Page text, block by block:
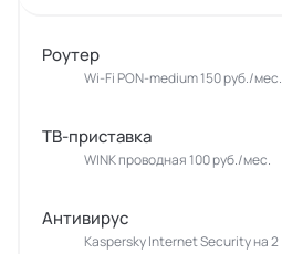
Роутер
Wi-Fi PON-medium 150 руб./мес.
ТВ-приставка
WINK проводная 100 руб./мес.
Антивирус
Kaspersky Internet Security на 2